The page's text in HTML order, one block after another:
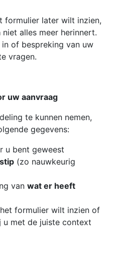
formulier later wilt inzien,
alles meer herinnert.
of bespreking van uw
vragen.
uw aanvraag
te kunnen nemen,
gegevens:
u bent geweest
(zo nauwkeurig
van wat er heeft
formulier wilt inzien of
u met de juiste context